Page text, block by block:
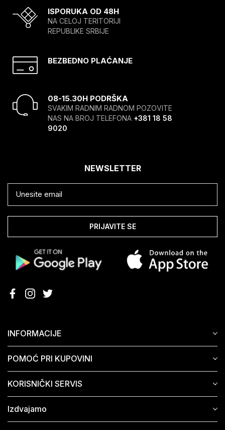
ISPORUKA OD 48H
NA CELOJ TERITORIJI
REPUBLIKE SRBIJE
BEZBEDNO PLAĆANJE
08-15.30H PODRŠKA
SVAKIM RADNIM RADNOM POZOVITE
NAS NA BROJ TELEFONA +381 18 58
9020
INFORMACIJE
POMOĆ PRI KUPOVINI
KORISNIČKI SERVIS
Izdvajamo
NEWSLETTER
PRIJAVITE SE